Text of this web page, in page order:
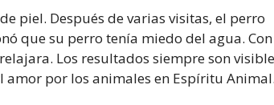
piel. Después de varias visitas, el perro
que su perro tenía miedo del agua. Con
Los resultados siempre son
amor por los animales en Espíritu Animal.